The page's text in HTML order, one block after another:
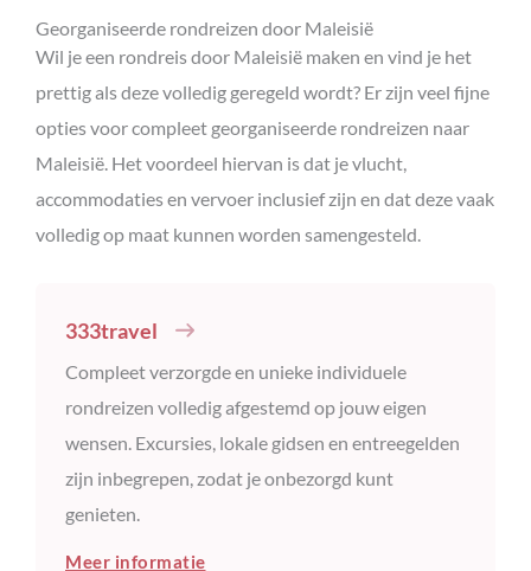
Georganiseerde rondreizen door Maleisië
Wil je een rondreis door Maleisië maken en vind je het
prettig als deze volledig geregeld wordt? Er zijn veel fijne
opties voor compleet georganiseerde rondreizen naar
Maleisië. Het voordeel hiervan is dat je vlucht,
accommodaties en vervoer inclusief zijn en dat deze vaak
volledig op maat kunnen worden samengesteld.
333travel
Compleet verzorgde en unieke individuele
rondreizen volledig afgestemd op jouw eigen
wensen. Excursies, lokale gidsen en entreegelden
zijn inbegrepen, zodat je onbezorgd kunt
genieten.
Meer informatie